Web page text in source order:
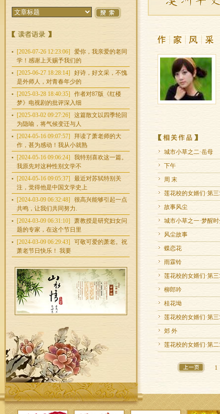
[2026-07-26 12:23:06]
爱你，我亲爱的老同
学！感谢上天赐予我们的
[2025-06-27 18:28:14]
好诗，好文采，不愧
是外师人，对青春年少的
[2025-03-28 18:40:35]
作者对87版《红楼
梦》电视剧的批评深入细
[2025-03-02 09:27:26]
这篇散文以四季轮回
为隐喻，将气候变迁与人
[2024-05-16 09:07:57]
拜读了萧老师的大
作，甚为感动！我从小就熟
[2024-05-16 09:06:24]
我特别喜欢这一篇。
我原先对这种性别文学不
[2024-05-16 09:05:37]
最近对苏轼特别关
注，觉得他是中国文学史上
[2024-03-09 06:32:48]
很高兴能够引起一点
共鸣，让我们共同努力.
[2024-03-09 06:31:10]
萧教授是研究妇女问
题的专家，在这个节日里
[2024-03-09 06:29:43]
可敬可爱的萧老。祝
萧老节日快乐！ 我要
城市小草之二·岳母
下午
周 末
莲花校的女婿们·第
故事风尘
城市小草之一·梦醒
风尘故事
蝶恋花
雨霖铃
莲花校的女婿们·第
柳郎吟
桂花坳
莲花校的女婿们·第
郊 外
莲花校的女婿们·第
1